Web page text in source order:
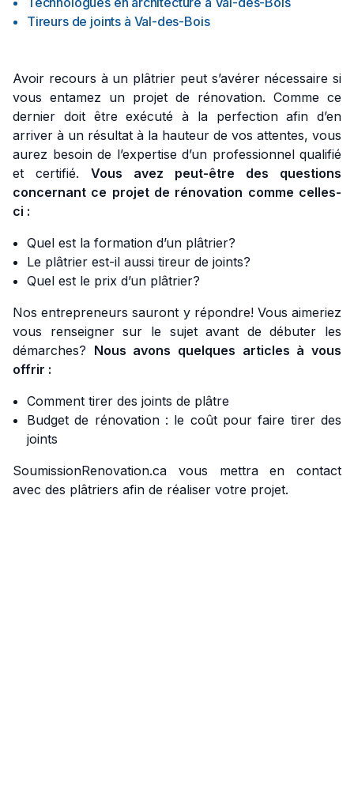
Tireurs de joints à Val-des-Bois
Avoir recours à un plâtrier peut s’avérer nécessaire si
vous entamez un projet de rénovation. Comme ce
dernier doit être exécuté à la perfection afin d’en
arriver à un résultat à la hauteur de vos attentes, vous
aurez besoin de l’expertise d’un professionnel qualifié
et certifié. Vous avez peut-être des questions
concernant ce projet de rénovation comme celles-
ci :
Quel est la formation d’un plâtrier?
Le plâtrier est-il aussi tireur de joints?
Quel est le prix d’un plâtrier?
Nos entrepreneurs sauront y répondre! Vous aimeriez
vous renseigner sur le sujet avant de débuter les
démarches? Nous avons quelques articles à vous
offrir :
Comment tirer des joints de plâtre
Budget de rénovation : le coût pour faire tirer des
joints
SoumissionRenovation.ca vous mettra en contact
avec des plâtriers afin de réaliser votre projet.